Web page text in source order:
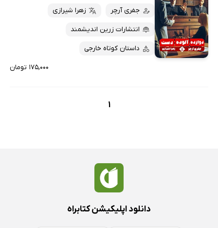
داغ‌ترین‌ها
پرفروش‌ها
پربحث‌ها
کتاب‌های صوتی
کتاب‌های متنی
جفری آرچر زهرا شیرازی
انتشارات زرین اندیشمند
داستان کوتاه خارجی
۱۷۵,۰۰۰ تومان
1
دانلود اپلیکیشن کتابراه